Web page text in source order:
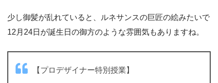
少し御髪が乱れていると、ルネサンスの巨匠の絵みたいで
12月24日が誕生日の御方のような雰囲気もありますね。
【プロデザイナー特別授業】